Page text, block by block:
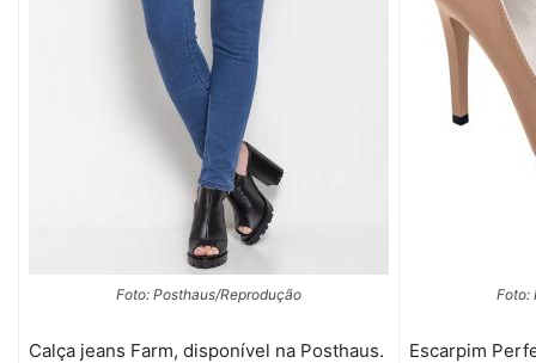
Foto: Posthaus/Reprodução
Calça jeans Farm, disponível na Posthaus.
Foto:
Escarpim